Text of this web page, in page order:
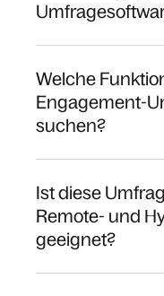
Welche
Engagement-
suchen?
Ist diese
Remote- und
geeignet?